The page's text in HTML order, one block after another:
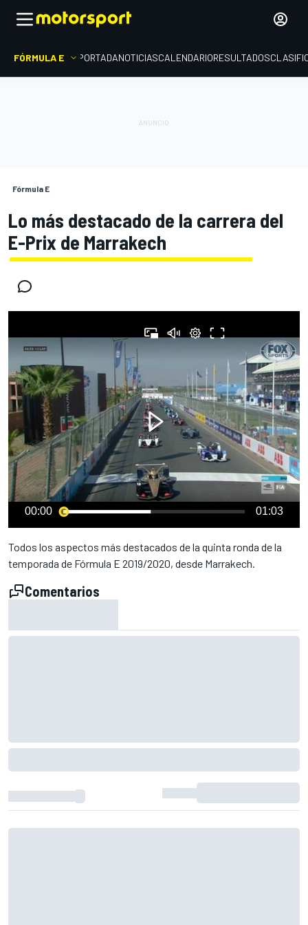
FÓRMULA E PORTADANOTICIASCALENDARIORESULTADOS
Fórmula E
Lo más destacado de la carrera del
E-Prix de Marrakech
00:00 01:03
Todos los aspectos más destacados de la quinta ronda de la
temporada de Fórmula E 2019/2020, desde Marrakech.
Comentarios